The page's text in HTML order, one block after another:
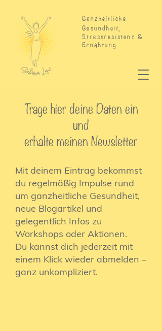
Ganzheitliche
Gesundheit,
Stressresistenz &
Ernährung
Trage hier deine Daten ein
und
erhalte meinen Newsletter
Mit deinem Eintrag bekommst
du regelmäßig Impulse rund
um ganzheitliche Gesundheit,
neue Blogartikel und
gelegentlich Infos zu
Workshops oder Aktionen.
Du kannst dich jederzeit mit
einem Klick wieder abmelden –
ganz unkompliziert.